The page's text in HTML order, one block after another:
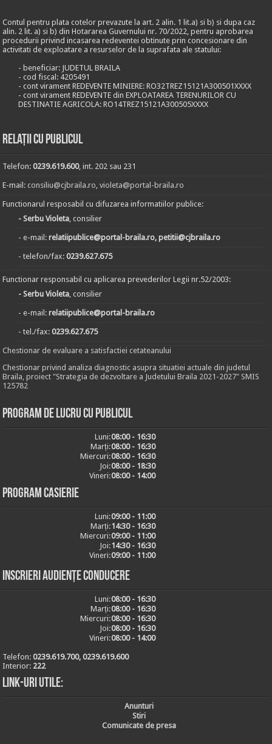
Contul pentru plata cotelor prevazute la art. 2 alin. 1 lit.a) si b) si dupa caz
alin. 2 lit. a) si b) din Hotararea Guvernului nr. 70/2022, pentru aprobarea
procedurii privind incasarea redeventei obtinute prin concesionare din
activitati de exploatare a resurselor de la suprafata ale statului:
- beneficiar: JUDETUL BRAILA
- cod fiscal: 4205491
- cont virament REDEVENTE MINIERE: RO32TREZ15121A300501XXXX
- cont virament REDEVENTE din EXPLOATAREA TERENURILOR CU
DESTINATIE AGRICOLA: RO14TREZ15121A300505XXXX
Relații cu publicul
Telefon:0239.619.600, int. 202 sau 231
E-mail:consiliu@cjbraila.ro,violeta@portal-braila.ro
Functionarul resposabil cu difuzarea informatiilor publice:
- Serbu Violeta, consilier
- e-mail:relatiipublice@portal-braila.ro, petitii@cjbraila.ro
- telefon/fax:0239.627.675
Functionar responsabil cu aplicarea prevederilor Legii nr.52/2003:
- Serbu Violeta, consilier
- e-mail:relatiipublice@portal-braila.ro
- tel./fax:0239.627.675
Chestionar de evaluare a satisfactiei cetateanului
Chestionar privind analiza diagnostic asupra situatiei actuale din judetul
Braila, proiect "Strategia de dezvoltare a Judetului Braila 2021-2027" SMIS
125782
Program de lucru cu publicul
Luni:08:00 - 16:30
Marți:08:00 - 16:30
Miercuri:08:00 - 16:30
Joi:08:00 - 18:30
Vineri:08:00 - 14:00
Program casierie
Luni:09:00 - 11:00
Marți:14:30 - 16:30
Miercuri:09:00 - 11:00
Joi:14:30 - 16:30
Vineri:09:00 - 11:00
Inscrieri audiențe conducere
Luni:08:00 - 16:30
Marți:08:00 - 16:30
Miercuri:08:00 - 16:30
Joi:08:00 - 16:30
Vineri:08:00 - 14:00
Telefon:0239.619.700, 0239.619.600
Interior: 222
Link-uri utile:
Anunturi
Stiri
Comunicate de presa